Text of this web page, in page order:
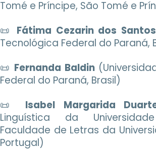
Tomé e Príncipe, São Tomé e
📜 Fátima Cezarin dos Santos
Tecnológica Federal do Paraná,
📜 Fernanda Baldin
Federal do Paraná, Brasil)
📜 Isabel Margarida
Linguística da
Faculdade de Letras da
Portugal)